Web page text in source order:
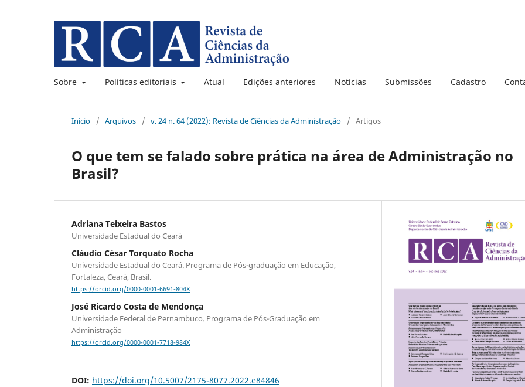
Sobre Políticas editoriais Atual Edições anteriores Notícias Submissões Cadastro
Início / Arquivos / v. 24 n. 64 (2022): Revista de Ciências da Administração / Artigos
O que tem se falado sobre prática na área de Administração no
Brasil?
Adriana Teixeira Bastos
Universidade Estadual do Ceará
Cláudio César Torquato Rocha
Universidade Estadual do Ceará. Programa de Pós-graduação em Educação,
Fortaleza, Ceará, Brasil.
https://orcid.org/0000-0001-6691-804X
José Ricardo Costa de Mendonça
Universidade Federal de Pernambuco. Programa de Pós-Graduação em
Administração
https://orcid.org/0000-0001-7718-984X
DOI: https://doi.org/10.5007/2175-8077.2022.e84846